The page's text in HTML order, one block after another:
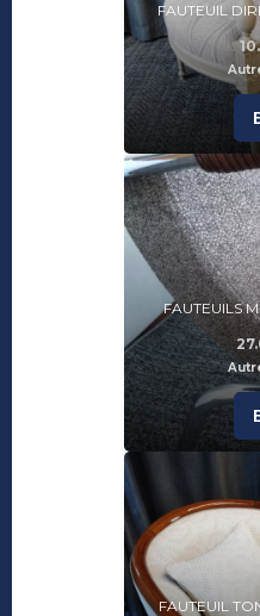
FAUTEUIL
FAUTEUILS
FAUTEUIL